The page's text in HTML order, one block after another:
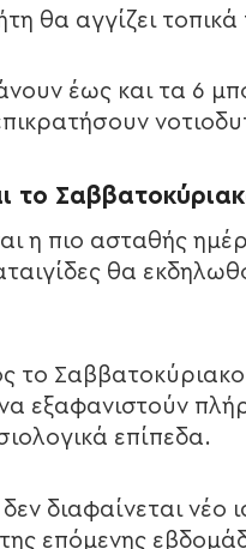
θα αγγίζει
έως και τα 6
το
η πιο ασταθής
θα
το
εξαφανιστούν
επίπεδα.
διαφαίνεται νέο
επόμενης